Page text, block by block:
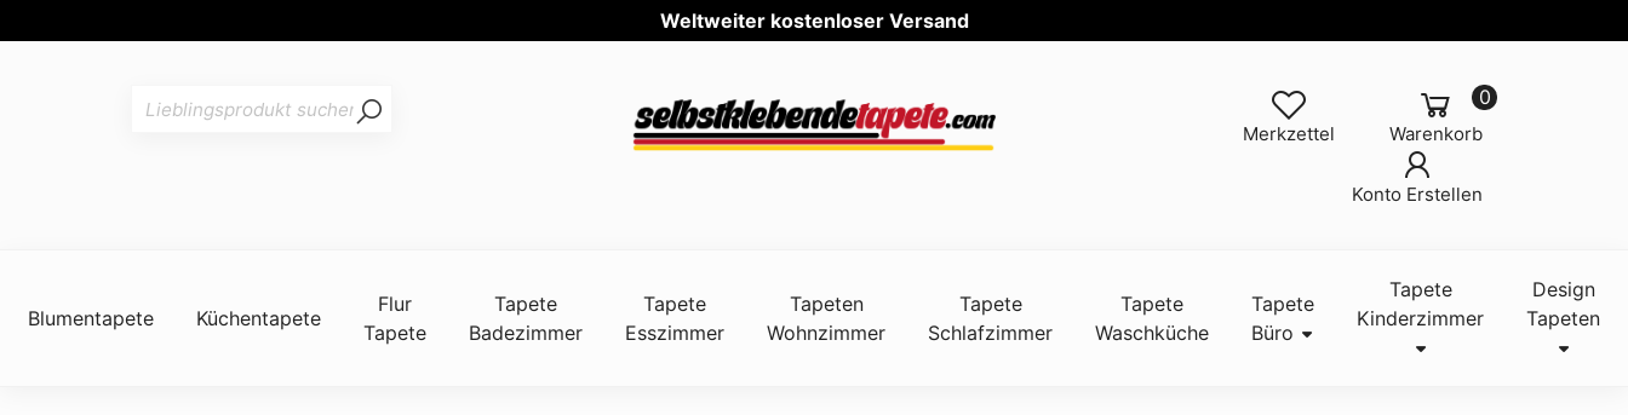
Weltwei
Warenkorb
0
Merkzettel
Konto Erstellen
Blumentapete Küchentapete
Flur
Tapete
Tapete
Badezimmer
Tapete
Esszimmer
Tapeten
Wohnzimmer
Tapete
Schlafzimmer
Tapete
Waschküche
Tapete
Büro
Tapete
Kinderzimmer
Design
Tapeten